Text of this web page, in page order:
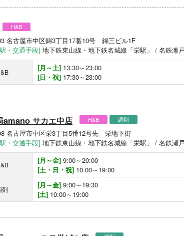
H&B
名古屋市中区錦3丁目17番10号 錦三ビル1F
・交通手段] 地下鉄東山線・地下鉄名城線「栄駅」 / 名鉄瀬
[月～土] 13:30～23:00
[日・祝] 17:30～23:00
amano サカエ中店 H&B 調剤
名古屋市中区栄3丁目5番12号先 栄地下街
・交通手段] 地下鉄東山線・地下鉄名城線「栄駅」 / 名鉄瀬
[月～金] 9:00～20:00
[土・日・祝] 10:00～19:00
剤 [月～金] 9:00～19:30
[土] 10:00～19:00